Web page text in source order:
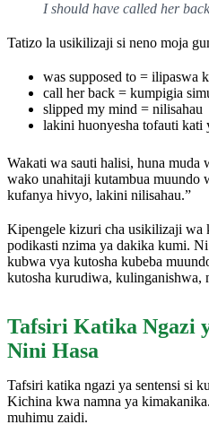
I should have called her
Tatizo la usikilizaji si neno moja
was supposed to = ilipaswa
call her back = kumpigia
slipped my mind = nilisahau
lakini huonyesha tofauti kati
Wakati wa sauti halisi, huna muda
wako unahitaji kutambua muundo
kufanya hivyo, lakini nilisahau.”
Kipengele kizuri cha usikilizaji wa
podikasti nzima ya dakika kumi. Ni
kubwa vya kutosha kubeba
kutosha kurudiwa, kulinganishwa,
Tafsiri Katika Ngazi
Nini Hasa
Tafsiri katika ngazi ya sentensi si
Kichina kwa namna ya
muhimu zaidi.